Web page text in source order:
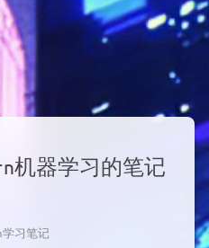
器学习的笔记
习笔记